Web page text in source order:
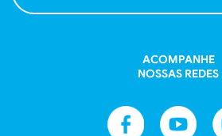
ACOMPANHE
NOSSAS REDES